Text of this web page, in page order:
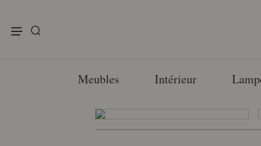
Meubles Intérieur